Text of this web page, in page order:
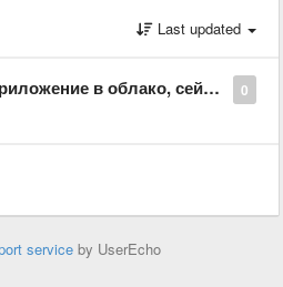
Last updated
0
что невозможно скачать.... как воостановить приложение?
service by UserEcho